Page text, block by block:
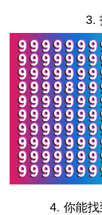
3.
4. 你能找